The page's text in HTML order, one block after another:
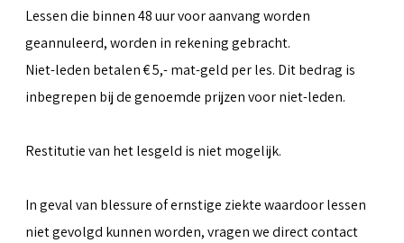
Lessen die binnen 48 uur voor aanvang worden
geannuleerd, worden in rekening gebracht.
Niet-leden betalen € 5,- mat-geld per les. Dit bedrag is
inbegrepen bij de genoemde prijzen voor niet-leden.
Restitutie van het lesgeld is niet mogelijk.
In geval van blessure of ernstige ziekte waardoor lessen
niet gevolgd kunnen worden, vragen we direct contact